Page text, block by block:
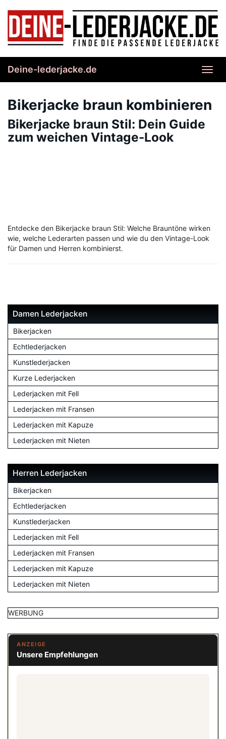
content
Deine-lederjacke.de
Bikerjacke braun kombinieren
Bikerjacke braun Stil: Dein Guide
zum weichen Vintage-Look
Entdecke den Bikerjacke braun Stil: Welche Brauntöne wirken
wie, welche Lederarten passen und wie du den Vintage-Look
für Damen und Herren kombinierst.
Damen Lederjacken
Bikerjacken
Echtlederjacken
Kunstlederjacken
Kurze Lederjacken
Lederjacken mit Fell
Lederjacken mit Fransen
Lederjacken mit Kapuze
Lederjacken mit Nieten
Herren Lederjacken
Bikerjacken
Echtlederjacken
Kunstlederjacken
Lederjacken mit Fell
Lederjacken mit Fransen
Lederjacken mit Kapuze
Lederjacken mit Nieten
WERBUNG
ANZEIGE
Unsere Empfehlungen